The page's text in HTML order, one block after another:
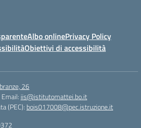
Albo onlinePrivacy Policy
Obiettivi di accessibilità
26
Email: iis@istitutomattei.bo.it
(PEC): bois017008@pec.istruzione.it